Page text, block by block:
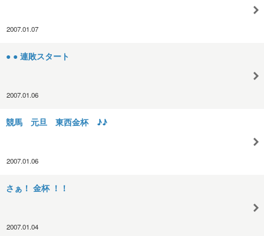
2007.01.07
● ● 連敗スタート
2007.01.06
競馬 元旦 東西金杯 ♪♪
2007.01.06
さぁ！ 金杯 ！！
2007.01.04